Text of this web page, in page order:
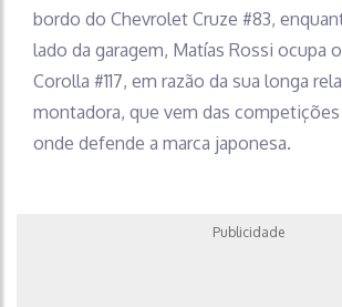
bordo do Chevrolet Cruze #83,
lado da garagem, Matías Rossi ocupa
Corolla #117, em razão da sua longa
montadora, que vem das
onde defende a marca japonesa.
Publicidade